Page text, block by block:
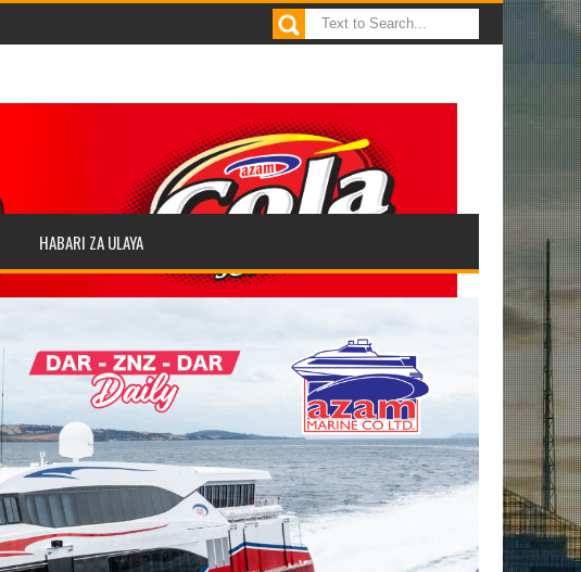
HABARI ZA ULAYA